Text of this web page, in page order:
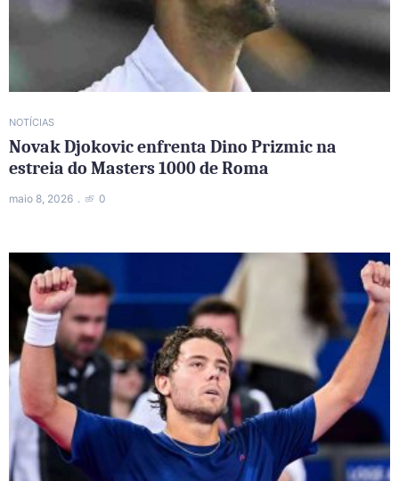
NOTÍCIAS
Novak Djokovic enfrenta Dino Prizmic na
estreia do Masters 1000 de Roma
maio 8, 2026 0